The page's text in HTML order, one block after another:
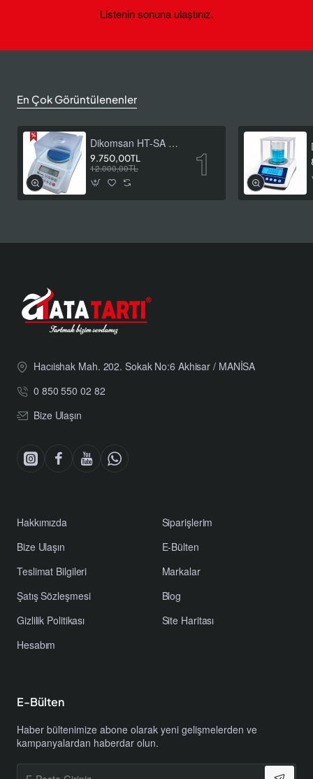
Listenin sonuna ulaştınız.
En Çok Görüntülenenler
Dikomsan HT-SA 600 Hassas Terazi 600 g / 0,01 g
9.750,00TL
12.000,00TL
Hacıishak Mah. 202. Sokak No:6 Akhisar / MANİSA
0 850 550 02 82
Bize Ulaşın
Hakkımızda
Bize Ulaşın
Teslimat Bilgileri
Şatış Sözleşmesi
Gizlilik Politikası
Hesabım
Siparişlerim
E-Bülten
Markalar
Blog
Site Haritası
E-Bülten
Haber bültenimize abone olarak yeni gelişmelerden ve
kampanyalardan haberdar olun.